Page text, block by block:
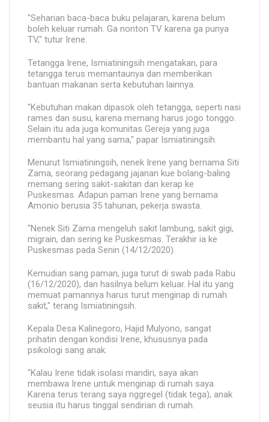
"Seharian baca-baca buku pelajaran, karena belum
boleh keluar rumah. Ga nonton TV karena ga punya
TV," tutur Irene.
Tetangga Irene, Ismiatiningsih mengatakan, para
tetangga terus memantaunya dan memberikan
bantuan makanan serta kebutuhan lainnya.
"Kebutuhan makan dipasok oleh tetangga, seperti nasi
rames dan susu, karena memang harus jogo tonggo.
Selain itu ada juga komunitas Gereja yang juga
membantu hal yang sama," papar Ismiatiningsih.
Menurut Ismiatiningsih, nenek Irene yang bernama Siti
Zama, seorang pedagang jajanan kue bolang-baling
memang sering sakit-sakitan dan kerap ke
Puskesmas. Adapun paman Irene yang bernama
Amonio berusia 35 tahunan, pekerja swasta.
"Nenek Siti Zama mengeluh sakit lambung, sakit gigi,
migrain, dan sering ke Puskesmas. Terakhir ia ke
Puskesmas pada Senin (14/12/2020).
Kemudian sang paman, juga turut di swab pada Rabu
(16/12/2020), dan hasilnya belum keluar. Hal itu yang
memuat pamannya harus turut menginap di rumah
sakit," terang Ismiatiningsih.
Kepala Desa Kalinegoro, Hajid Mulyono, sangat
prihatin dengan kondisi Irene, khususnya pada
psikologi sang anak.
"Kalau Irene tidak isolasi mandiri, saya akan
membawa Irene untuk menginap di rumah saya.
Karena terus terang saya nggregel (tidak tega), anak
seusia itu harus tinggal sendirian di rumah.